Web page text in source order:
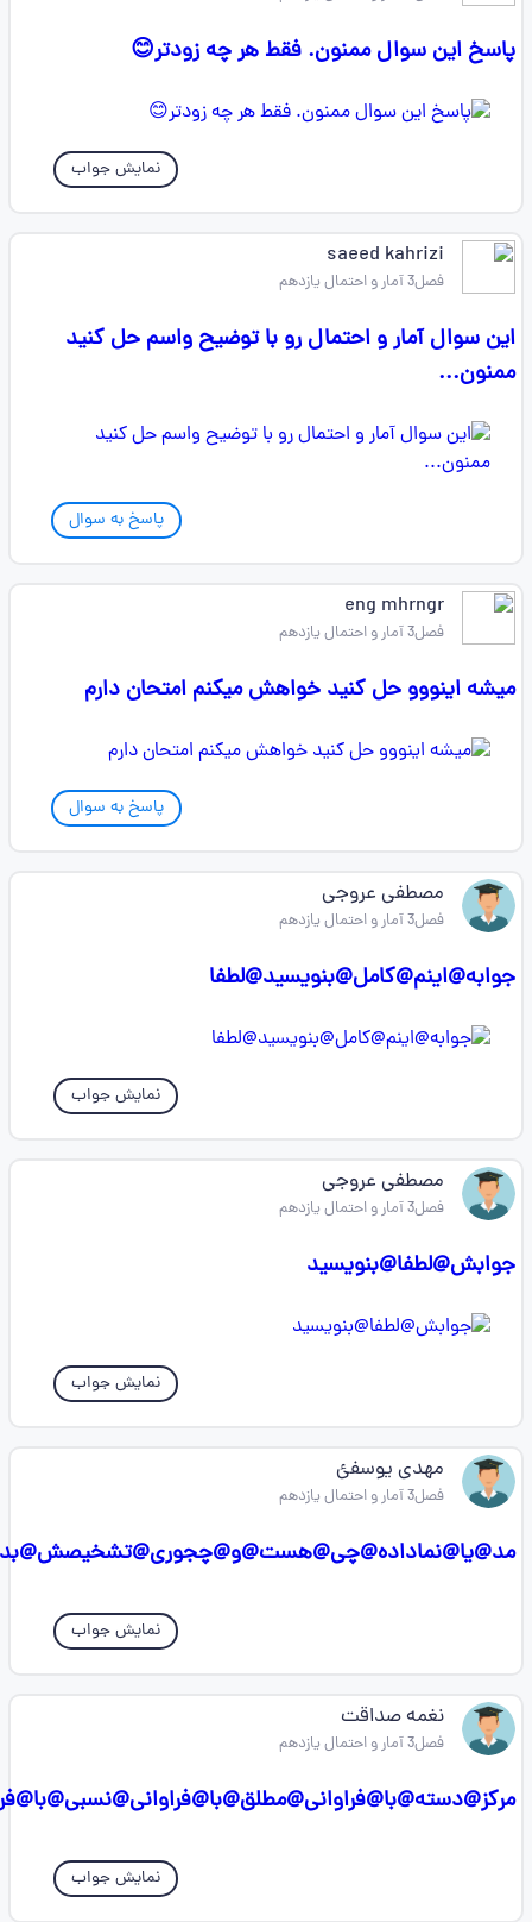
پاسخ این سوال ممنون. فقط هر چه زودتر😊
نمایش جواب
saeed kahrizi
فصل3 آمار و احتمال یازدهم
این سوال آمار و احتمال رو با توضیح واسم حل کنید
ممنون...
پاسخ به سوال
eng mhrngr
فصل3 آمار و احتمال یازدهم
میشه اینووو حل کنید خواهش میکنم امتحان دارم
پاسخ به سوال
مصطفی عروجی
فصل3 آمار و احتمال یازدهم
جوابه@اینم@کامل@بنویسید@لطفا
نمایش جواب
مصطفی عروجی
فصل3 آمار و احتمال یازدهم
جوابش@لطفا@بنویسید
نمایش جواب
مهدی یوسفئ
فصل3 آمار و احتمال یازدهم
نمایش جواب
نغمه صداقت
فصل3 آمار و احتمال یازدهم
نمایش جواب